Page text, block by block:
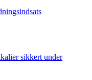
sikkert under